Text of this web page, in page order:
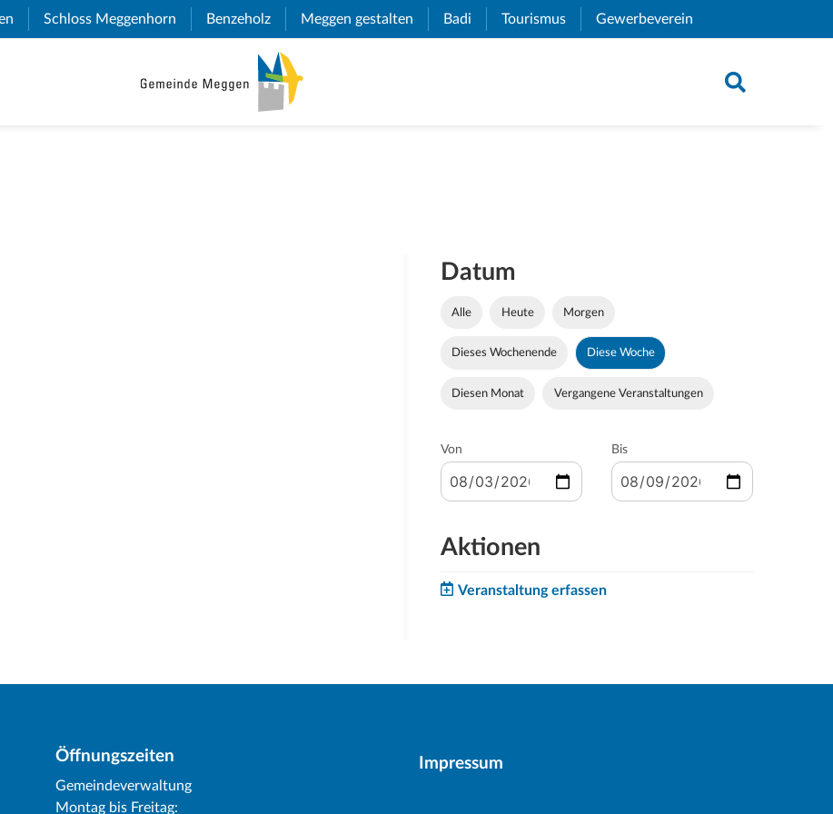
(External Link)
Schloss Meggenhorn (External Link)
Benzeholz (External Link)
Meggen gestalten (External Link)
Badi (External Link)
Tourismus (External Link)
Gewerbeverein
Datum
Alle Heute Morgen
Dieses Wochenende Diese Woche
Diesen Monat Vergangene Veranstaltungen
Von Bis
Aktionen
Veranstaltung erfassen
Öffnungszeiten
Gemeindeverwaltung
Montag bis Freitag:
Impressum